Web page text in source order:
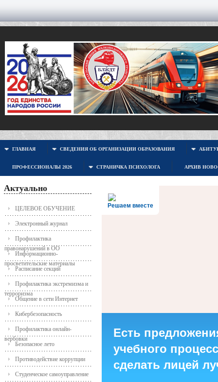
ГЛАВНАЯ СВЕДЕНИЯ ОБ ОРГАНИЗАЦИИ ОБРАЗОВАНИЯ
ПРОФЕССИОНАЛЫ 2026 СТРАНИЧКА ПСИХОЛОГА АРХИВ
Актуально
ЦЕЛЕВОЕ ОБУЧЕНИЕ
Электронный журнал
Профилактика
правонарушений в ОО
Информационно-
просветительские материалы
Расписание секций
Профилактика экстремизма и
терроризма
Общение в сети Интернет
Кибербезопасность
Профилактика онлайн-
вербовки
Безопасное лето
Противодействие коррупции
Студенческое самоуправление
Решаем вместе
Есть
учебного
сделать лицей